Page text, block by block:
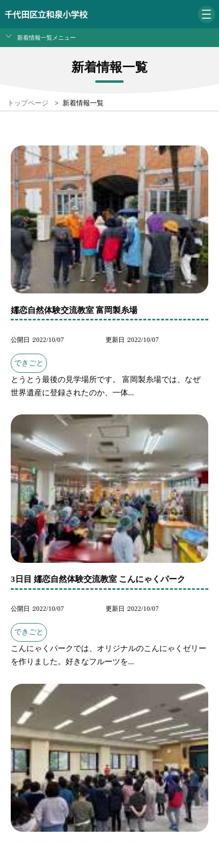
千代田区立和泉小学校
新着情報一覧メニュー
新着情報一覧
トップページ > 新着情報一覧
嬬恋自然体験交流教室 富岡製糸場
公開日 2022/10/07 更新日 2022/10/07
できごと
とうとう最後の見学場所です。 富岡製糸場では、なぜ
世界遺産に登録されたのか、一体...
3日目 嬬恋自然体験交流教室 こんにゃくパーク
公開日 2022/10/07 更新日 2022/10/07
できごと
こんにゃくパークでは、オリジナルのこんにゃくゼリー
を作りました。好きなフルーツを...